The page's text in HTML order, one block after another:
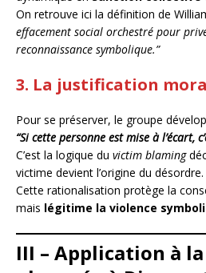
On retrouve ici la définition de
effacement social orchestré pour
reconnaissance symbolique.”
3. La justification
Pour se préserver, le groupe
“Si cette personne est mise à l’écart,
C’est la logique du victim blaming
victime devient l’origine du désordre.
Cette rationalisation protège la
mais légitime la violence
III – Application à